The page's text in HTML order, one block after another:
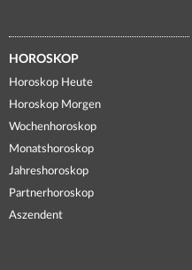
HOROSKOP
Horoskop Heute
Horoskop Morgen
Wochenhoroskop
Monatshoroskop
Jahreshoroskop
Partnerhoroskop
Aszendent